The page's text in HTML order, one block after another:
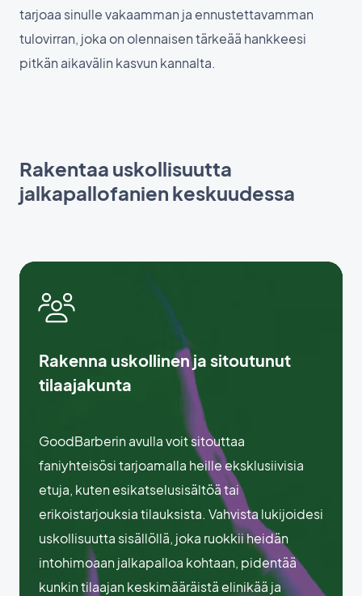
tarjoaa sinulle vakaamman ja ennustettavamman
tulovirran, joka on olennaisen tärkeää hankkeesi
pitkän aikavälin kasvun kannalta.
Rakentaa uskollisuutta
jalkapallofanien keskuudessa
Rakenna uskollinen ja sitoutunut
tilaajakunta
GoodBarberin avulla voit sitouttaa
faniyhteisösi tarjoamalla heille eksklusiivisia
etuja, kuten esikatselusisältöä tai
erikoistarjouksia tilauksista. Vahvista lukijoidesi
uskollisuutta sisällöllä, joka ruokkii heidän
intohimoaan jalkapalloa kohtaan, pidentää
kunkin tilaajan keskimääräistä elinikää ja